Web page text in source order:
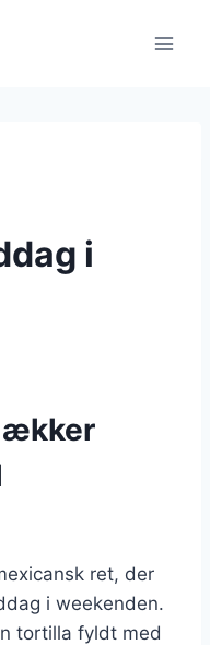
i
ret, der
i weekenden.
tortilla fyldt med